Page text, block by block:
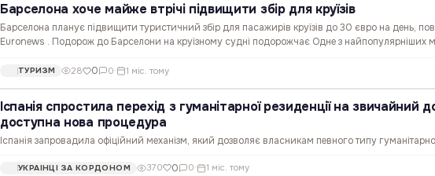
Барселона хоче майже втрічі підвищити збір для круїзів
Барселона планує підвищити туристичний збір для пасажирів круїзів до 30 євро на день,
Euronews . Подорож до Барселони на круїзному судні подорожчає Одне з найпопулярніших
ТУРИЗМ 28 0 0· 1 міс. тому
Іспанія спростила перехід з гуманітарної резиденції на звичайний
доступна нова процедура
Іспанія запровадила офіційний механізм, який дозволяє власникам певного типу
кордоном. Новий порядок закріплений в інструкції SEM 1/2026 , яку 17 червня…
УКРАЇНЦІ ЗА КОРДОНОМ 370 0 0· 1 міс. тому